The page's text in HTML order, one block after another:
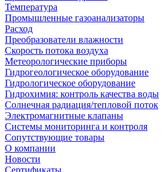
Температура
Промышленные газоанализаторы
Расход
Преобразователи влажности
Скорость потока воздуха
Метеорологические приборы
Гидрогеологическое оборудование
Гидрологическое оборудование
Гидрохимия: контроль качества воды
Солнечная радиация/тепловой поток
Электромагнитные клапаны
Системы мониторинга и контроля
Сопутствующие товары
О компании
Новости
Сертификаты